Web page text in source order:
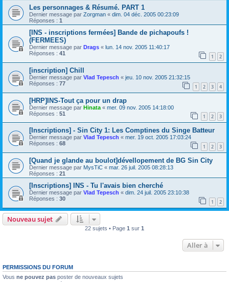
Les personnages & Résumé. PART 1
Dernier message par Zorgman « dim. 04 déc. 2005 00:23:09
Réponses : 1
[INS - inscriptions fermées] Bande de pichapoufs !
(FERMEES)
Dernier message par Drags « lun. 14 nov. 2005 11:40:17
Réponses : 41 1 2
[inscription] Chill
Dernier message par Vlad Tepesch « jeu. 10 nov. 2005 21:32:15
Réponses : 77 1 2 3 4
[HRP]INS-Tout ça pour un drap
Dernier message par Hinata « mer. 09 nov. 2005 14:18:00
Réponses : 51 1 2 3
[Inscriptions] - Sin City 1: Les Comptines du Singe Batteur
Dernier message par Vlad Tepesch « mer. 19 oct. 2005 17:03:24
Réponses : 68 1 2 3
[Quand je glande au boulot]dévellopement de BG Sin City
Dernier message par MysTiC « mar. 26 juil. 2005 08:28:13
Réponses : 21
[Inscriptions] INS - Tu l'avais bien cherché
Dernier message par Vlad Tepesch « dim. 24 juil. 2005 23:10:38
Réponses : 30 1 2
Nouveau sujet
22 sujets • Page 1 sur 1
Aller à
PERMISSIONS DU FORUM
Vous ne pouvez pas poster de nouveaux sujets